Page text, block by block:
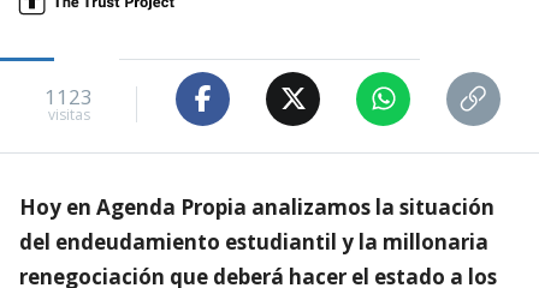
1123
visitas
Hoy en Agenda Propia analizamos la situación
del endeudamiento estudiantil y la millonaria
renegociación que deberá hacer el estado a los